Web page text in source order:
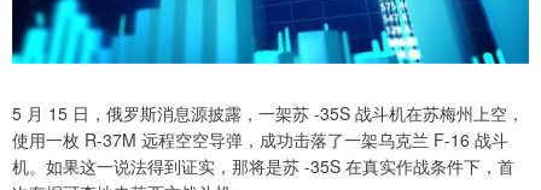
5 月 15 日，俄罗斯消息源披露，一架苏 -35S 战斗机在苏梅州上空，
使用一枚 R-37M 远程空空导弹，成功击落了一架乌克兰 F-16 战斗
机。如果这一说法得到证实，那将是苏 -35S 在真实作战条件下，首